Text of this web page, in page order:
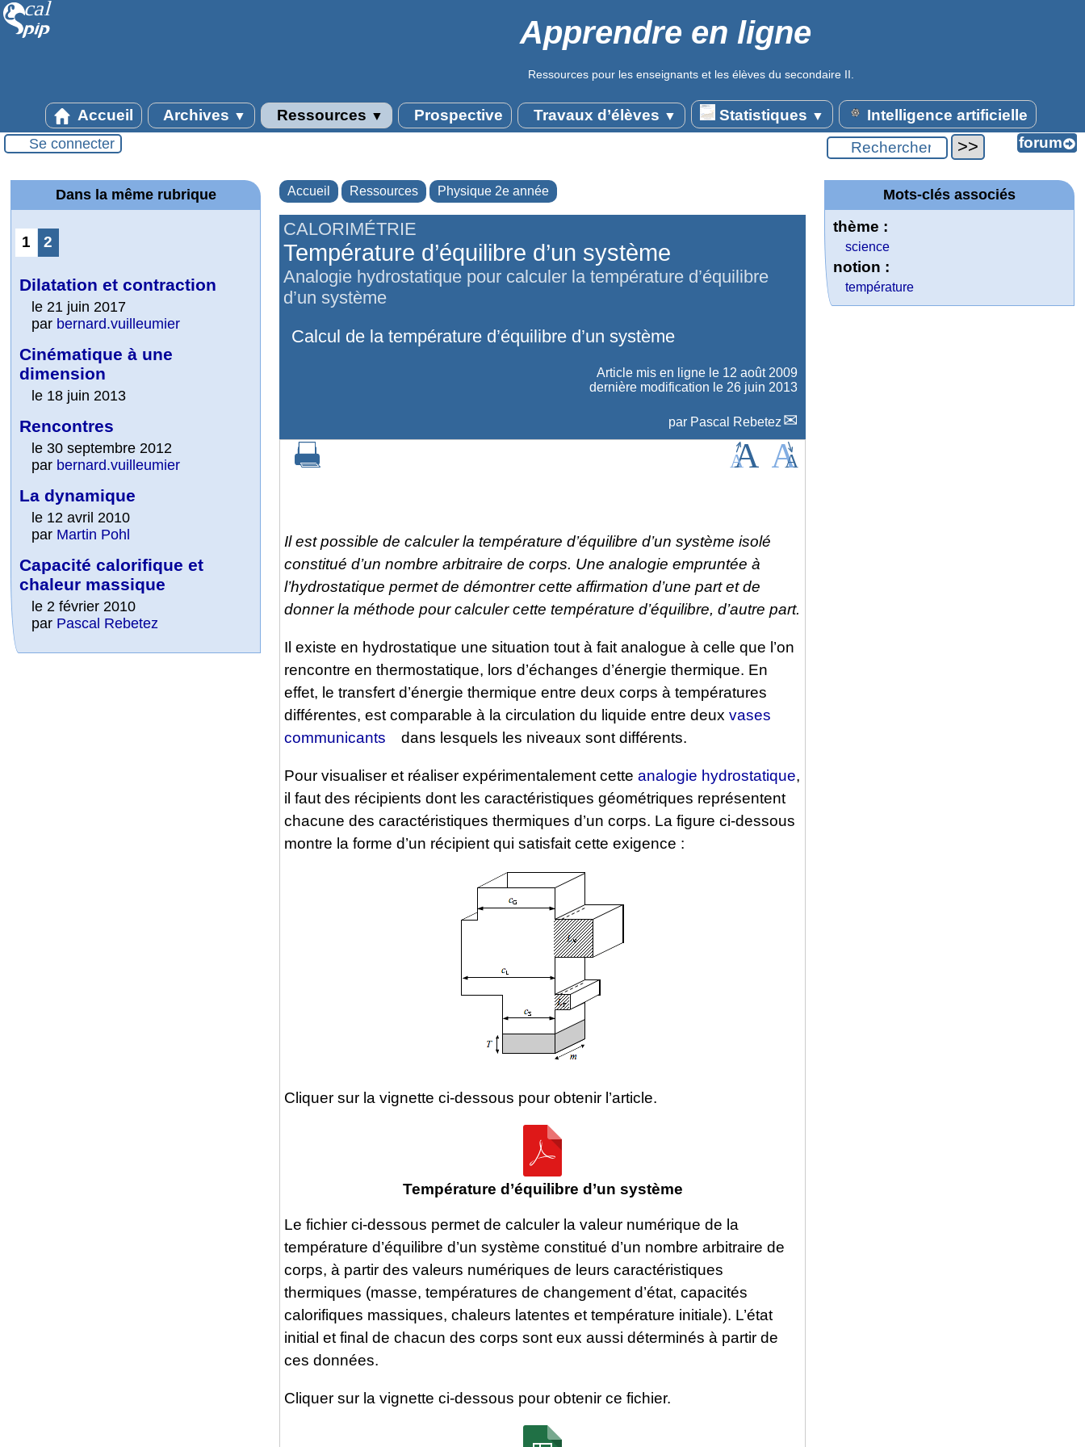
Apprendre en ligne
Ressources pour les enseignants et les élèves du secondaire II.
Accueil Archives ▼ Ressources ▼ Prospective Travaux d’élèves ▼ Statistiques ▼ Intelligence artificielle
Se connecter
Accueil Ressources Physique 2e année
CALORIMÉTRIE
Température d’équilibre d’un système
Analogie hydrostatique pour calculer la température d’équilibre
d’un système
Calcul de la température d’équilibre d’un système
Article mis en ligne le 12 août 2009
dernière modification le 26 juin 2013
par Pascal Rebetez
Il est possible de calculer la température d’équilibre d’un système isolé
constitué d’un nombre arbitraire de corps. Une analogie empruntée à
l’hydrostatique permet de démontrer cette affirmation d’une part et de
donner la méthode pour calculer cette température d’équilibre, d’autre part.
Il existe en hydrostatique une situation tout à fait analogue à celle que l’on
rencontre en thermostatique, lors d’échanges d’énergie thermique. En
effet, le transfert d’énergie thermique entre deux corps à températures
différentes, est comparable à la circulation du liquide entre deux vases
communicants
dans lesquels les niveaux sont différents.
Pour visualiser et réaliser expérimentalement cette analogie hydrostatique,
il faut des récipients dont les caractéristiques géométriques représentent
chacune des caractéristiques thermiques d’un corps. La figure ci-dessous
montre la forme d’un récipient qui satisfait cette exigence :
Cliquer sur la vignette ci-dessous pour obtenir l’article.
Température d’équilibre d’un système
Le fichier ci-dessous permet de calculer la valeur numérique de la
température d’équilibre d’un système constitué d’un nombre arbitraire de
corps, à partir des valeurs numériques de leurs caractéristiques
thermiques (masse, températures de changement d’état, capacités
calorifiques massiques, chaleurs latentes et température initiale). L’état
initial et final de chacun des corps sont eux aussi déterminés à partir de
ces données.
Cliquer sur la vignette ci-dessous pour obtenir ce fichier.
Dans la même rubrique
1 2
Dilatation et contraction
le 21 juin 2017
par bernard.vuilleumier
Cinématique à une
dimension
le 18 juin 2013
Rencontres
le 30 septembre 2012
par bernard.vuilleumier
La dynamique
le 12 avril 2010
par Martin Pohl
Capacité calorifique et
chaleur massique
le 2 février 2010
par Pascal Rebetez
Mots-clés associés
thème :
science
notion :
température